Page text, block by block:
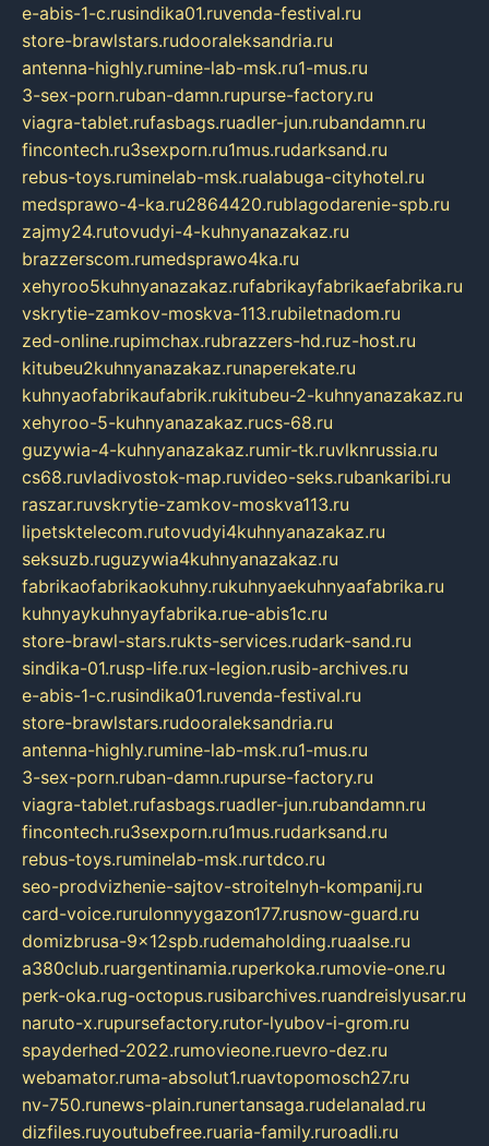
e-abis-1-c.rusindika01.ruvenda-festival.ru
store-brawlstars.rudooraleksandria.ru
antenna-highly.rumine-lab-msk.ru1-mus.ru
3-sex-porn.ruban-damn.rupurse-factory.ru
viagra-tablet.rufasbags.ruadler-jun.rubandamn.ru
fincontech.ru3sexporn.ru1mus.rudarksand.ru
rebus-toys.ruminelab-msk.rualabuga-cityhotel.ru
medsprawo-4-ka.ru2864420.rublagodarenie-spb.ru
zajmy24.rutovudyi-4-kuhnyanazakaz.ru
brazzerscom.rumedsprawo4ka.ru
xehyroo5kuhnyanazakaz.rufabrikayfabrikaefabrika.ru
vskrytie-zamkov-moskva-113.rubiletnadom.ru
zed-online.rupimchax.rubrazzers-hd.ruz-host.ru
kitubeu2kuhnyanazakaz.runaperekate.ru
kuhnyaofabrikaufabrik.rukitubeu-2-kuhnyanazakaz.ru
xehyroo-5-kuhnyanazakaz.rucs-68.ru
guzywia-4-kuhnyanazakaz.rumir-tk.ruvlknrussia.ru
cs68.ruvladivostok-map.ruvideo-seks.rubankaribi.ru
raszar.ruvskrytie-zamkov-moskva113.ru
lipetsktelecom.rutovudyi4kuhnyanazakaz.ru
seksuzb.ruguzywia4kuhnyanazakaz.ru
fabrikaofabrikaokuhny.rukuhnyaekuhnyaafabrika.ru
kuhnyaykuhnyayfabrika.rue-abis1c.ru
store-brawl-stars.rukts-services.rudark-sand.ru
sindika-01.rusp-life.rux-legion.rusib-archives.ru
e-abis-1-c.rusindika01.ruvenda-festival.ru
store-brawlstars.rudooraleksandria.ru
antenna-highly.rumine-lab-msk.ru1-mus.ru
3-sex-porn.ruban-damn.rupurse-factory.ru
viagra-tablet.rufasbags.ruadler-jun.rubandamn.ru
fincontech.ru3sexporn.ru1mus.rudarksand.ru
rebus-toys.ruminelab-msk.rurtdco.ru
seo-prodvizhenie-sajtov-stroitelnyh-kompanij.ru
card-voice.rurulonnyygazon177.rusnow-guard.ru
domizbrusa-9x12spb.rudemaholding.ruaalse.ru
a380club.ruargentinamia.ruperkoka.rumovie-one.ru
perk-oka.rug-octopus.rusibarchives.ruandreislyusar.ru
naruto-x.rupursefactory.rutor-lyubov-i-grom.ru
spayderhed-2022.rumovieone.ruevro-dez.ru
webamator.ruma-absolut1.ruavtopomosch27.ru
nv-750.runews-plain.runertansaga.rudelanalad.ru
dizfiles.ruyoutubefree.ruaria-family.ruroadli.ru